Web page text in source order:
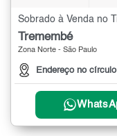
Sobrado à Venda no
Tremembé
Zona Norte - São Paulo
Endereço no